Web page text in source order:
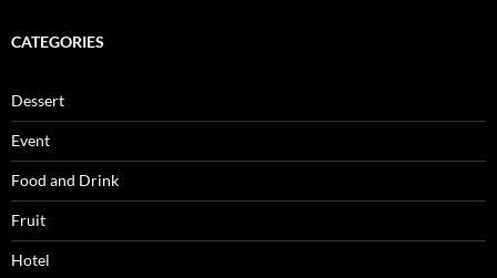
CATEGORIES
Dessert
Event
Food and Drink
Fruit
Hotel